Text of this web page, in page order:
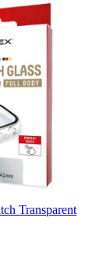
Transparent